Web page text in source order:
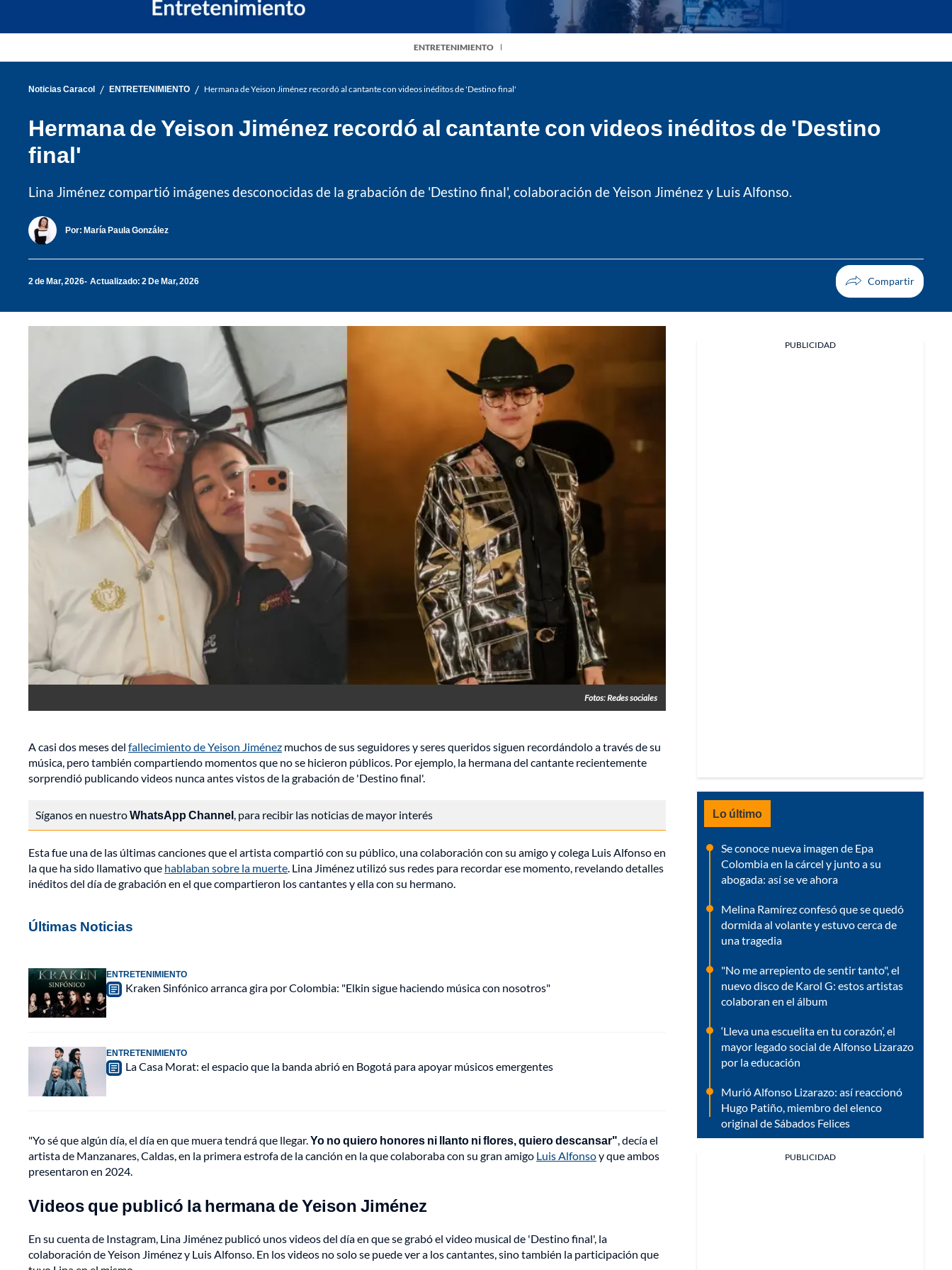
ENTRETENIMIENTO
Noticias Caracol / ENTRETENIMIENTO / Hermana de Yeison Jiménez recordó al cantante con videos inéditos de 'Destino final'
Hermana de Yeison Jiménez recordó al cantante con videos inéditos de 'Destino
final'
Lina Jiménez compartió imágenes desconocidas de la grabación de 'Destino final', colaboración de Yeison Jiménez y Luis Alfonso.
Por: María Paula González
2 de Mar, 2026 Actualizado: 2 De Mar, 2026
Fotos: Redes sociales
A casi dos meses del fallecimiento de Yeison Jiménez muchos de sus seguidores y seres queridos siguen recordándolo a través de su
música, pero también compartiendo momentos que no se hicieron públicos. Por ejemplo, la hermana del cantante recientemente
sorprendió publicando videos nunca antes vistos de la grabación de 'Destino final'.
Síganos en nuestroWhatsApp Channel, para recibir las noticias de mayor interés
Esta fue una de las últimas canciones que el artista compartió con su público, una colaboración con su amigo y colega Luis Alfonso en
la que ha sido llamativo que hablaban sobre la muerte. Lina Jiménez utilizó sus redes para recordar ese momento, revelando detalles
inéditos del día de grabación en el que compartieron los cantantes y ella con su hermano.
Últimas Noticias
ENTRETENIMIENTO
Kraken Sinfónico arranca gira por Colombia: "Elkin sigue haciendo música con nosotros"
ENTRETENIMIENTO
La Casa Morat: el espacio que la banda abrió en Bogotá para apoyar músicos emergentes
"Yo sé que algún día, el día en que muera tendrá que llegar.Yo no quiero honores ni llanto ni flores, quiero descansar", decía el
artista de Manzanares, Caldas, en la primera estrofa de la canción en la que colaboraba con su gran amigo Luis Alfonsoy que ambos
presentaron en 2024.
Videos que publicó la hermana de Yeison Jiménez
En su cuenta de Instagram, Lina Jiménez publicó unos videos del día en que se grabó el video musical de 'Destino final', la
colaboración de Yeison Jiménez y Luis Alfonso. En los videos no solo se puede ver a los cantantes, sino también la participación que
PUBLICIDAD
Lo último
Se conoce nueva imagen de Epa
Colombia en la cárcel y junto a su
abogada: así se ve ahora
Melina Ramírez confesó que se quedó
dormida al volante y estuvo cerca de
una tragedia
"No me arrepiento de sentir tanto", el
nuevo disco de Karol G: estos artistas
colaboran en el álbum
‘Lleva una escuelita en tu corazón’, el
mayor legado social de Alfonso Lizarazo
por la educación
Murió Alfonso Lizarazo: así reaccionó
Hugo Patiño, miembro del elenco
original de Sábados Felices
PUBLICIDAD